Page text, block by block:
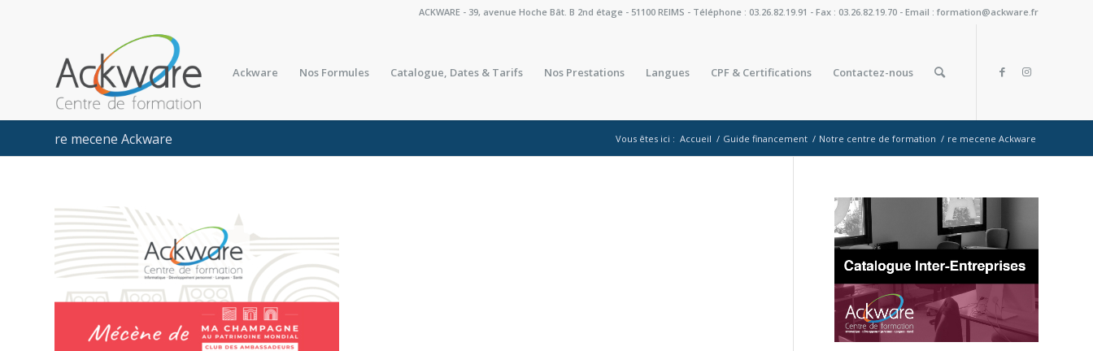
ACKWARE - 39, avenue Hoche Bât. B 2nd étage - 51100 REIMS - Téléphone : 03.26.82.19.91 - Fax : 03.26.82.19.70 - Email : formation@ackware.fr
Ackware Nos Formules Catalogue, Dates & Tarifs Nos Prestations Langues CPF & Certifications Contactez-nous
re mecene Ackware Vous êtes ici : Accueil / Guide financement / Notre centre de formation / re mecene Ackware